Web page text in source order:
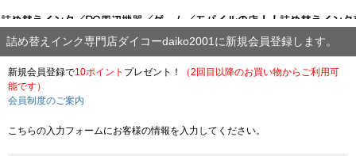
詰め替えインク専門店ダイコーdaiko2001に新規会員登録します。
新規会員登録で10ポイント プレゼント！
（2回目以降のお買い物からご利用可
能です）
会員制度のご案内
こちらの入力フォームにお客様の情報を入力してください。